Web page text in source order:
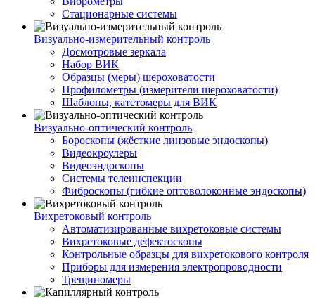
Стационарные системы
Визуально-измерительный контроль
Досмотровые зеркала
Набор ВИК
Образцы (меры) шероховатости
Профилометры (измерители шероховатости)
Шаблоны, катетомеры для ВИК
Визуально-оптический контроль
Бороскопы (жёсткие линзовые эндоскопы)
Видеокроулеры
Видеоэндоскопы
Системы телеинспекции
Фиброскопы (гибкие оптоволоконные эндоскопы)
Вихретоковый контроль
Автоматизированные вихретоковые системы
Вихретоковые дефектоскопы
Контрольные образцы для вихретокового контроля
Приборы для измерения электропроводности
Трещиномеры